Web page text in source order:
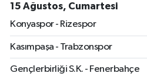
15 Ağustos, Cumartesi
Konyaspor - Rizespor
Kasımpaşa - Trabzonspor
Gençlerbirliği S.K. - Fenerbahçe